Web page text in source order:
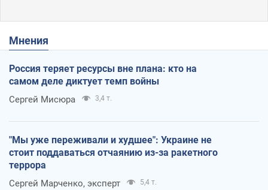
Мнения
Россия теряет ресурсы вне плана: кто на
самом деле диктует темп войны
Сергей Мисюра 3,4 т.
"Мы уже переживали и худшее": Украине не
стоит поддаваться отчаянию из-за ракетного
террора
Сергей Марченко, эксперт 5,4 т.